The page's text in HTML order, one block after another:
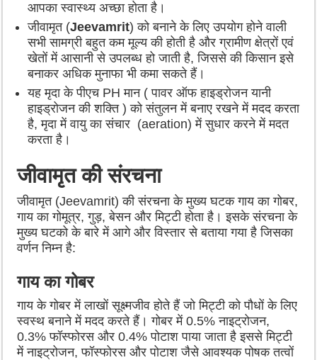
आपका स्वास्थ्य अच्छा होता है।
जीवामृत (Jeevamrit) को बनाने के लिए उपयोग होने वाली
सभी सामग्री बहुत कम मूल्य की होती है और ग्रामीण क्षेत्रों एवं
खेतों में आसानी से उपलब्ध हो जाती है, जिससे की किसान इसे
बनाकर अधिक मुनाफा भी कमा सकते हैं।
यह मृदा के पीएच PH मान ( पावर ऑफ हाइड्रोजन यानी
हाइड्रोजन की शक्ति ) को संतुलन में बनाए रखने में मदद करता
है, मृदा में वायु का संचार (aeration) में सुधार करने में मदत
करता है।
जीवामृत की संरचना
जीवामृत (Jeevamrit) की संरचना के मुख्य घटक गाय का गोबर,
गाय का गोमूत्र, गुड़, बेसन और मिट्टी होता है। इसके संरचना के
मुख्य घटको के बारे में आगे और विस्तार से बताया गया है जिसका
वर्णन निम्न है:
गाय का गोबर
गाय के गोबर में लाखों सूक्ष्मजीव होते हैं जो मिट्टी को पौधों के लिए
स्वस्थ बनाने में मदद करते हैं। गोबर में 0.5% नाइट्रोजन,
0.3% फॉस्फोरस और 0.4% पोटाश पाया जाता है इससे मिट्टी
में नाइट्रोजन, फॉस्फोरस और पोटाश जैसे आवश्यक पोषक तत्वों